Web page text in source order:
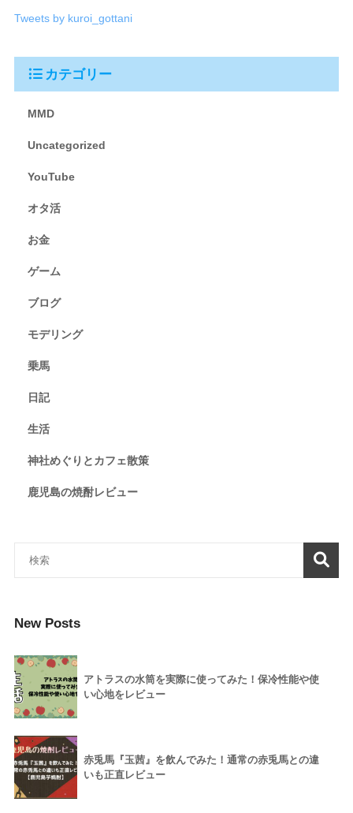
Tweets by kuroi_gottani
カテゴリー
MMD
Uncategorized
YouTube
オタ活
お金
ゲーム
ブログ
モデリング
乗馬
日記
生活
神社めぐりとカフェ散策
鹿児島の焼酎レビュー
New Posts
アトラスの水筒を実際に使ってみた！保冷性能や使
い心地をレビュー
赤兎馬『玉茜』を飲んでみた！通常の赤兎馬との違
いも正直レビュー